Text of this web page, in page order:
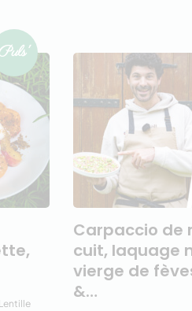
Lentille
Carpaccio de
cuit, laquage
vierge de
&…